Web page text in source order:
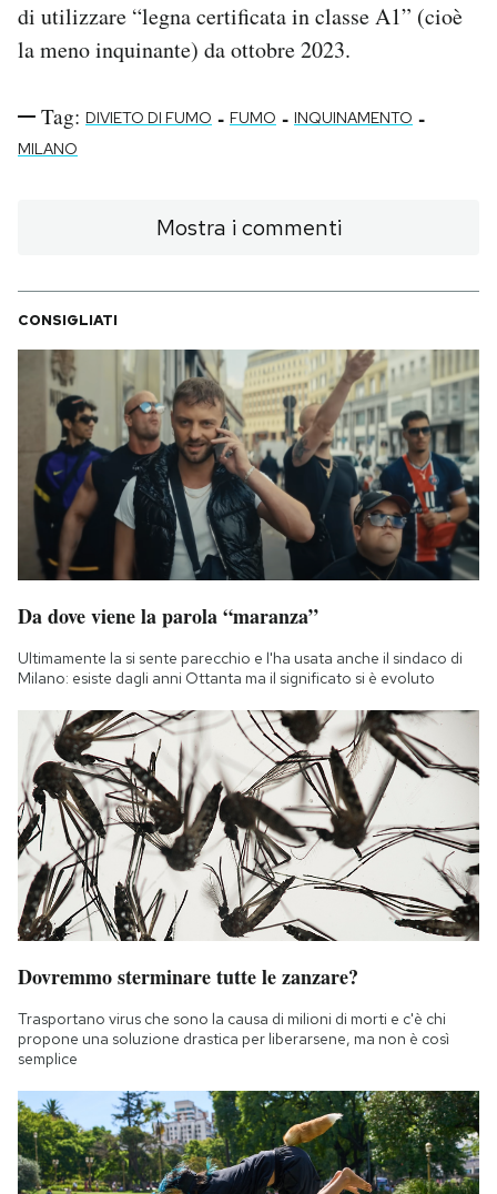
di utilizzare “legna certificata in classe A1” (cioè
la meno inquinante) da ottobre 2023.
Tag: DIVIETO DI FUMO - FUMO - INQUINAMENTO -
MILANO
Mostra i commenti
CONSIGLIATI
Da dove viene la parola “maranza”
Ultimamente la si sente parecchio e l'ha usata anche il sindaco di
Milano: esiste dagli anni Ottanta ma il significato si è evoluto
Dovremmo sterminare tutte le zanzare?
Trasportano virus che sono la causa di milioni di morti e c'è chi
propone una soluzione drastica per liberarsene, ma non è così
semplice